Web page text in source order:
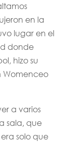
en la
lugar en el
donde
hizo su
Womenceo
a varios
sala, que
solo que